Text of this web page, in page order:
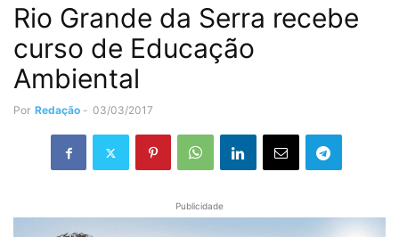
Rio Grande da Serra recebe
curso de Educação
Ambiental
Por Redação - 03/03/2017
Publicidade